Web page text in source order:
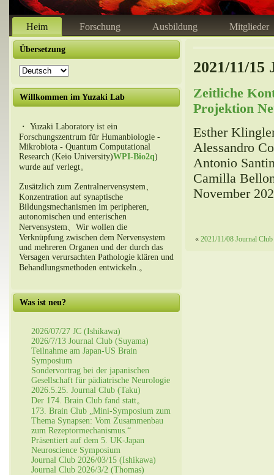
Heim Forschung Ausbildung Mitglieder
Übersetzung
Willkommen im Yuzaki Lab
・ Yuzaki Laboratory ist ein
Forschungszentrum für Humanbiologie -
Mikrobiota - Quantum Computational
Research (Keio University)WPI-Bio2q)
wurde auf verlegt。
Zusätzlich zum Zentralnervensystem、
Konzentration auf synaptische
Bildungsmechanismen im peripheren,
autonomischen und enterischen
Nervensystem、Wir wollen die
Verknüpfung zwischen dem Nervensystem
und mehreren Organen und der durch das
Versagen verursachten Pathologie klären und
Behandlungsmethoden entwickeln.。
Was ist neu?
2026/07/27 JC (Ishikawa)
2026/7/13 Journal Club (Suyama)
Teilnahme am Japan-US Brain
Symposium
Sondervortrag bei der japanischen
Gesellschaft für pädiatrische Neurologie
2026.5.25. Journal Club (Taku)
Der 174. Brain Club fand statt。
173. Brain Club „Mini-Symposium zum
Thema Synapsen: Vom Zusammenbau
zum Rezeptormechanismus.“
Präsentiert auf dem 5. UK-Japan
Neuroscience Symposium
Journal Club 2026/03/15 (Ishikawa)
Journal Club 2026/3/2 (Thomas)
2021/11/
Zeitliche
Projektion
Esther
Alessandro
Antonio
Camilla
November
« 2021/11/08 Journal